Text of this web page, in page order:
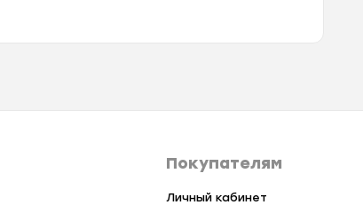
Покупателям
Личный кабинет